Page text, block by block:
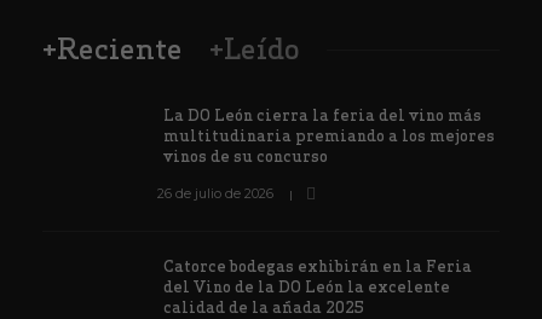
+Reciente +Leído
La DO León cierra la feria del vino más
multitudinaria premiando a los mejores
vinos de su concurso
26 de julio de 2026
Catorce bodegas exhibirán en la Feria
del Vino de la DO León la excelente
calidad de la añada 2025